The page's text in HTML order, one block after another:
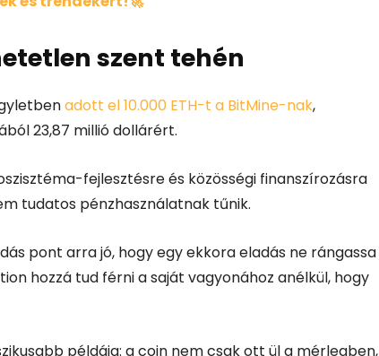
szent tehén
adott el 10.000 ETH-t a BitMine-nak,
23,87 millió dollárért.
fejlesztésre és közösségi finanszírozásra
tudatos pénzhasználatnak tűnik.
pont arra jó, hogy egy ekkora eladás ne rángassa
hozzá tud férni a saját vagyonához anélkül, hogy
példája: a coin nem csak ott ül a mérlegben,